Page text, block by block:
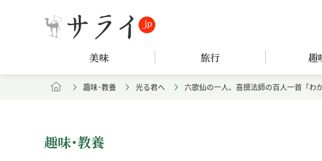
美味 旅行 趣
趣味･教養 光る君へ 六歌仙の一人、喜撰法師の百人一首「わ
趣味･教養